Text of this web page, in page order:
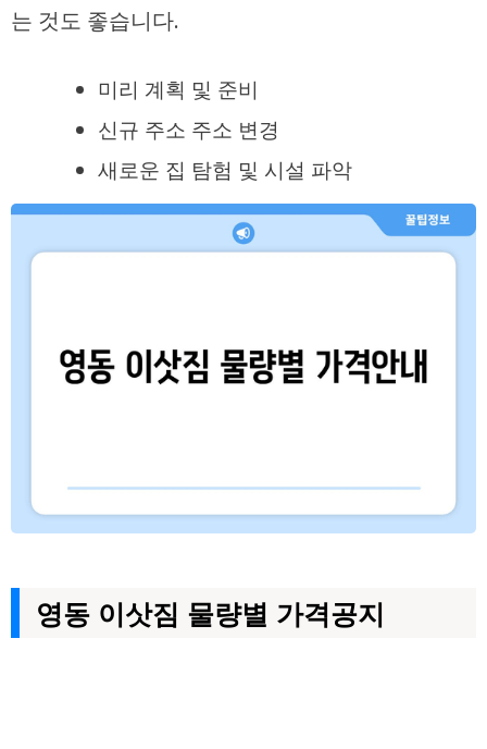
는 것도 좋습니다.
미리 계획 및 준비
신규 주소 주소 변경
새로운 집 탐험 및 시설 파악
영동 이삿짐 물량별 가격공지